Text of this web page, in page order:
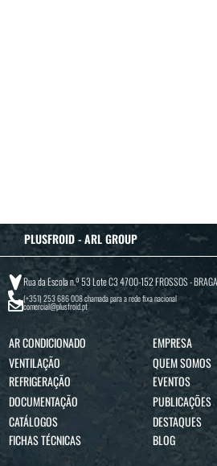
PLUSFROID - ARL GROUP
Rua da Escola n.º 53 Lote C3 4700-152 FROSSOS - BRAGA
(+351) 253 686 008chamada para a rede fixa nacional
comercial@plusfroid.pt
AR CONDICIONADO
VENTILAÇÃO
REFRIGERAÇÃO
EMPRESA
QUEM SOMOS
EVENTOS
DOCUMENTAÇÃO
CATÁLOGOS
FICHAS TÉCNICAS
PUBLICAÇÕES
DESTAQUES
BLOG